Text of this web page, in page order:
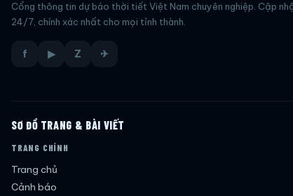
Cổng thông tin dự báo thời tiết Việt Nam chuyên nghiệp. Cập
24/7, chính xác nhất cho mọi tỉnh thành.
f ▶ Z ✈
SƠ ĐỒ TRANG & BÀI VIẾT
TRANG CHÍNH
Trang chủ
Cảnh báo